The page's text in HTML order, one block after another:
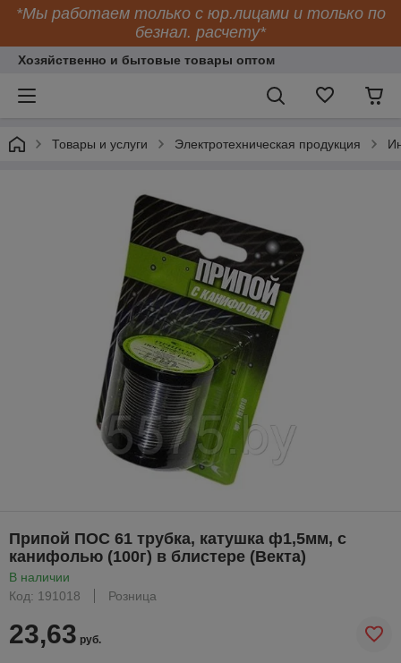
*Мы работаем только с юр.лицами и только по
безнал. расчету*
Хозяйственно и бытовые товары оптом
Товары и услуги Электротехническая продукция
Припой ПОС 61 трубка, катушка ф1,5мм, с
канифолью (100г) в блистере (Векта)
В наличии
Код: 191018
Розница
23,63 руб.